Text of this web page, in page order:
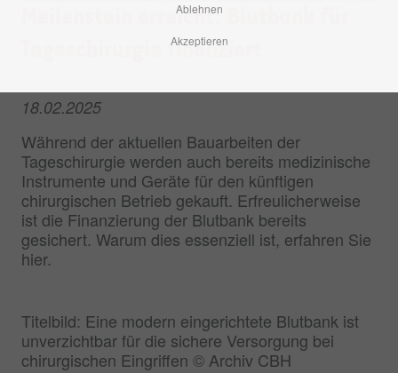
Meilenstein erreicht: Blutbank für
Tageschirurgie finanziert
18.02.2025
Während der aktuellen Bauarbeiten der
Tageschirurgie werden auch bereits medizinische
Instrumente und Geräte für den künftigen
chirurgischen Betrieb gekauft. Erfreulicherweise
ist die Finanzierung der Blutbank bereits
gesichert. Warum dies essenziell ist, erfahren Sie
hier.
Titelbild: Eine modern eingerichtete Blutbank ist
unverzichtbar für die sichere Versorgung bei
chirurgischen Eingriffen © Archiv CBH
Ablehnen
Akzeptieren